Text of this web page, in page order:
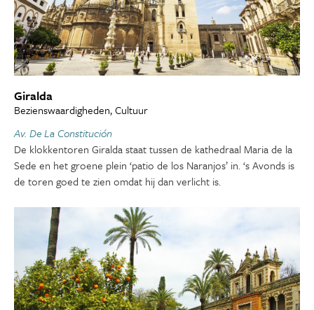
Giralda
Bezienswaardigheden, Cultuur
Av. De La Constitución
De klokkentoren Giralda staat tussen de kathedraal Maria de la
Sede en het groene plein ‘patio de los Naranjos’ in. ‘s Avonds is
de toren goed te zien omdat hij dan verlicht is.